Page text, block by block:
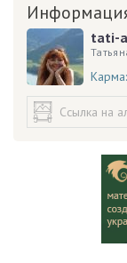
tati-
Карма:
Ссылка на